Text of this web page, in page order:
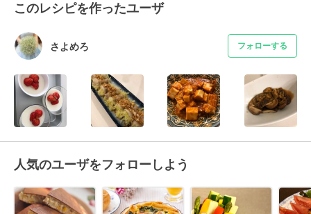
このレシピを作ったユーザ
さよめろ フォローする
人気のユーザをフォローしよう